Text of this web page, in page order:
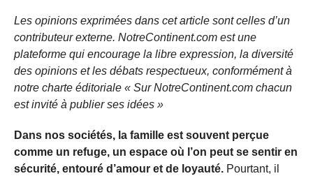
Les opinions exprimées dans cet article sont celles d’un
contributeur externe. NotreContinent.com est une
plateforme qui encourage la libre expression, la diversité
des opinions et les débats respectueux, conformément à
notre charte éditoriale « Sur NotreContinent.com chacun
est invité à publier ses idées »
Dans nos sociétés, la famille est souvent perçue
comme un refuge, un espace où l’on peut se sentir en
sécurité, entouré d’amour et de loyauté. Pourtant, il